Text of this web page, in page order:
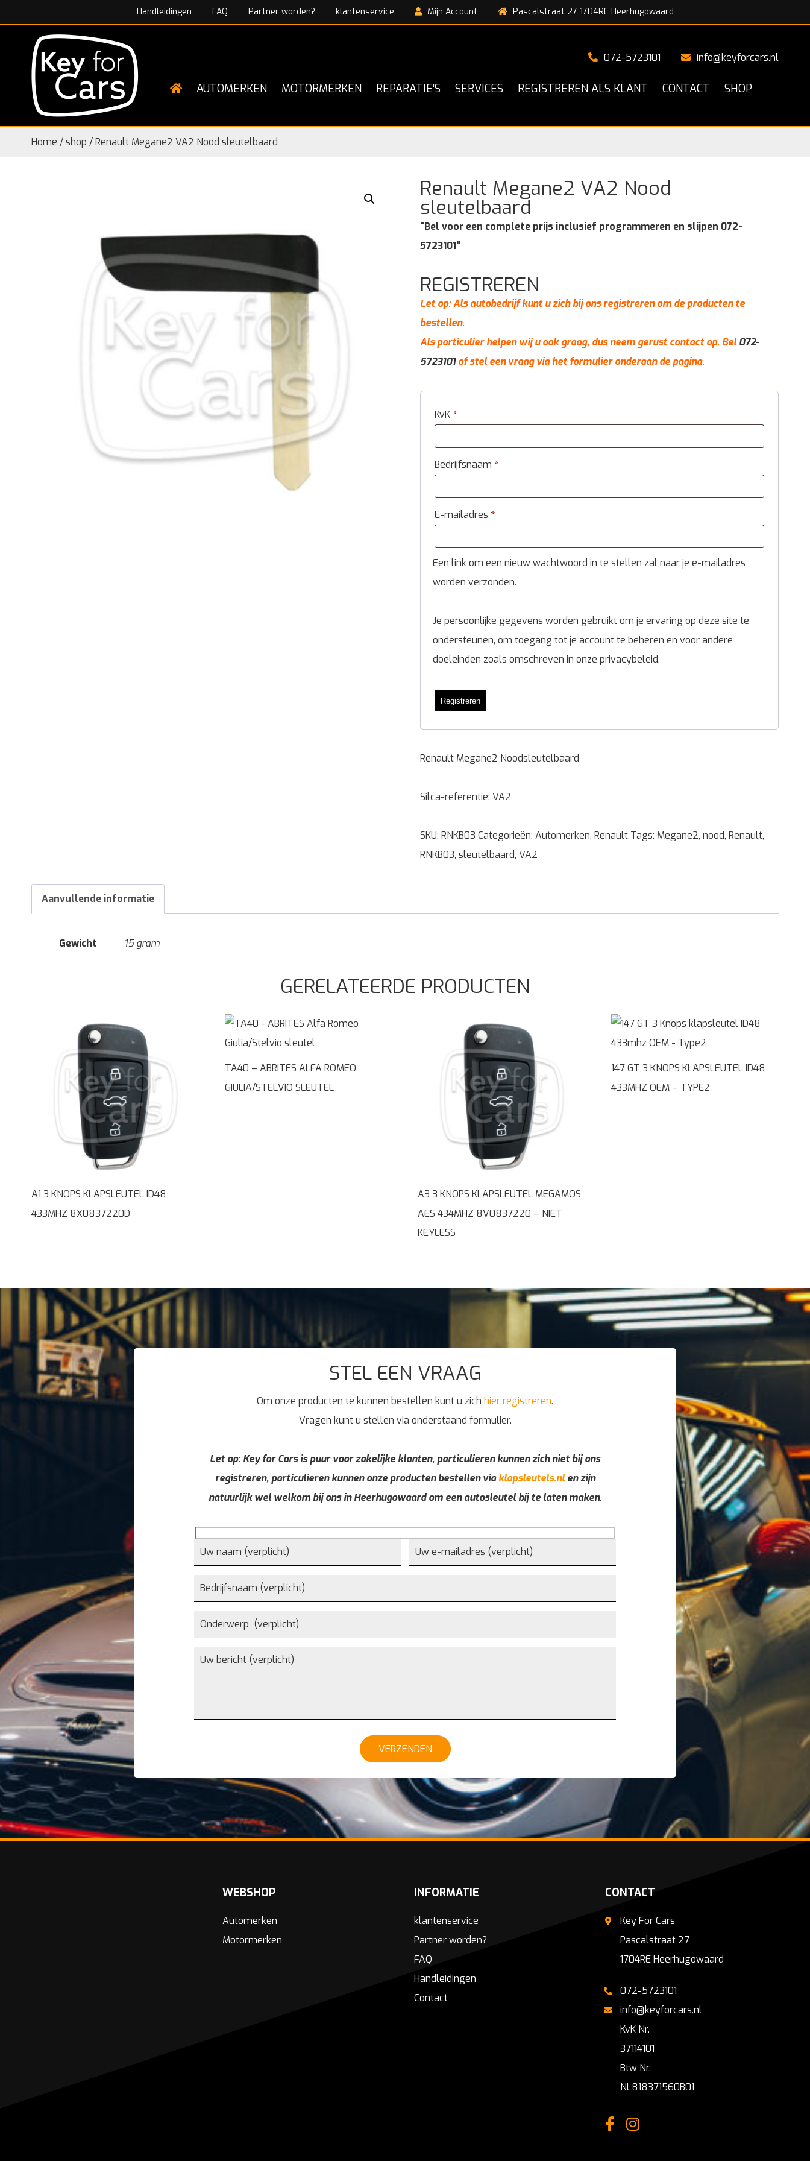
Handleidingen FAQ Partner worden? klantenservice Mijn Account Pascalstraat 27 1704RE Heerhugowaard
072-5723101 info@keyforcars.nl
AUTOMERKEN MOTORMERKEN REPARATIE’S SERVICES REGISTREREN ALS KLANT CONTACT SHOP
Home /shop /Renault Megane2 VA2 Nood sleutelbaard
Renault Megane2 VA2 Nood
sleutelbaard
"Bel voor een complete prijs inclusief programmeren en slijpen 072-
5723101"
REGISTREREN
Let op: Als autobedrijf kunt u zich bij ons registreren om de producten te
bestellen.
Als particulier helpen wij u ook graag, dus neem gerust contact op. Bel072-
5723101of stel een vraag via het formulier onderaan de pagina.
KvK *
Bedrijfsnaam *
E-mailadres *
Een link om een nieuw wachtwoord in te stellen zal naar je e-mailadres
worden verzonden.
Je persoonlijke gegevens worden gebruikt om je ervaring op deze site te
ondersteunen, om toegang tot je account te beheren en voor andere
doeleinden zoals omschreven in onze privacybeleid.
Registreren
Renault Megane2 Noodsleutelbaard
Silca-referentie: VA2
SKU: RNKB03 Categorieën: Automerken, Renault Tags: Megane2, nood, Renault,
RNKB03, sleutelbaard, VA2
Aanvullende informatie
Gewicht 15 gram
GERELATEERDE PRODUCTEN
A1 3 KNOPS KLAPSLEUTEL ID48
433MHZ 8X0837220D
TA40 – ABRITES ALFA ROMEO
GIULIA/STELVIO SLEUTEL
A3 3 KNOPS KLAPSLEUTEL MEGAMOS
AES 434MHZ 8V0837220 – NIET
KEYLESS
147 GT 3 KNOPS KLAPSLEUTEL ID48
433MHZ OEM – TYPE2
STEL EEN VRAAG
Om onze producten te kunnen bestellen kunt u zich hier registreren.
Vragen kunt u stellen via onderstaand formulier.
Let op: Key for Cars is puur voor zakelijke klanten, particulieren kunnen zich niet bij ons
registreren, particulieren kunnen onze producten bestellen viaklapsleutels.nlen zijn
natuurlijk wel welkom bij ons in Heerhugowaard om een autosleutel bij te laten maken.
VERZENDEN
WEBSHOP
Automerken
Motormerken
INFORMATIE
klantenservice
Partner worden?
FAQ
Handleidingen
Contact
CONTACT
Key For Cars
Pascalstraat 27
1704RE Heerhugowaard
072-5723101
info@keyforcars.nl
KvK Nr.
37114101
Btw Nr.
NL818371560B01